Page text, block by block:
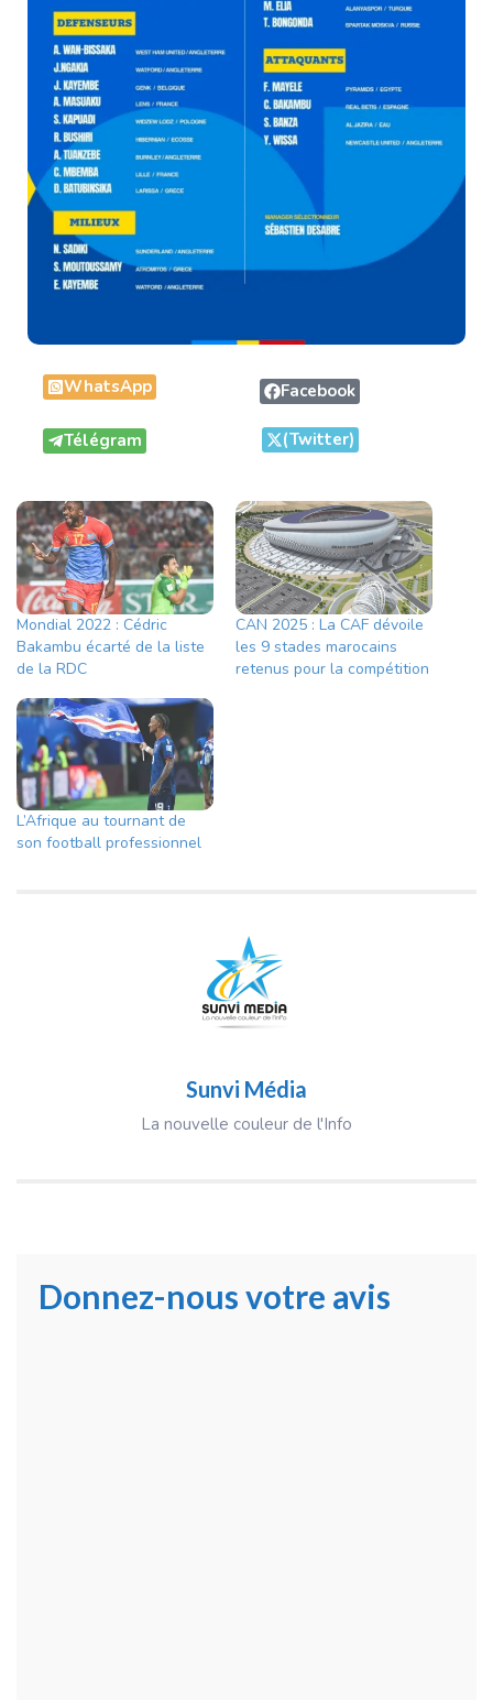
WhatsApp Facebook
(Twitter)
Télégram
Mondial 2022 : Cédric
Bakambu écarté de la liste
de la RDC
CAN 2025 : La CAF dévoile
les 9 stades marocains
retenus pour la compétition
L’Afrique au tournant de
son football professionnel
Sunvi Média
La nouvelle couleur de l'Info
Donnez-nous votre avis